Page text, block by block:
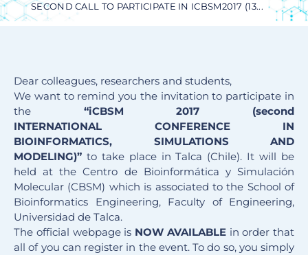
SECOND CALL TO PARTICIPATE IN ICBSM2017 (13...
Dear colleagues, researchers and students,
We want to remind you the invitation to participate in
the “iCBSM 2017 (second
INTERNATIONAL CONFERENCE IN
BIOINFORMATICS, SIMULATIONS AND
MODELING)” to take place in Talca (Chile). It will be
held at the Centro de Bioinformática y Simulación
Molecular (CBSM) which is associated to the School of
Bioinformatics Engineering, Faculty of Engineering,
Universidad de Talca.
The official webpage is NOW AVAILABLEin order that
all of you can register in the event. To do so, you simply